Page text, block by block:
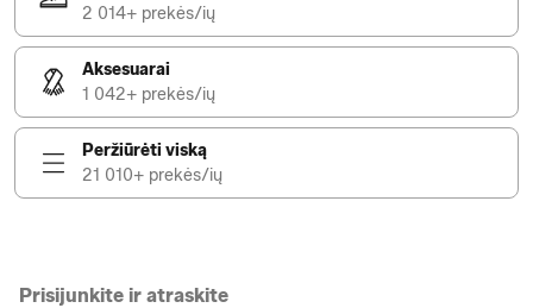
2 014+ prekės/ių
Aksesuarai
1 042+ prekės/ių
Peržiūrėti viską
21 010+ prekės/ių
Prisijunkite ir atraskite